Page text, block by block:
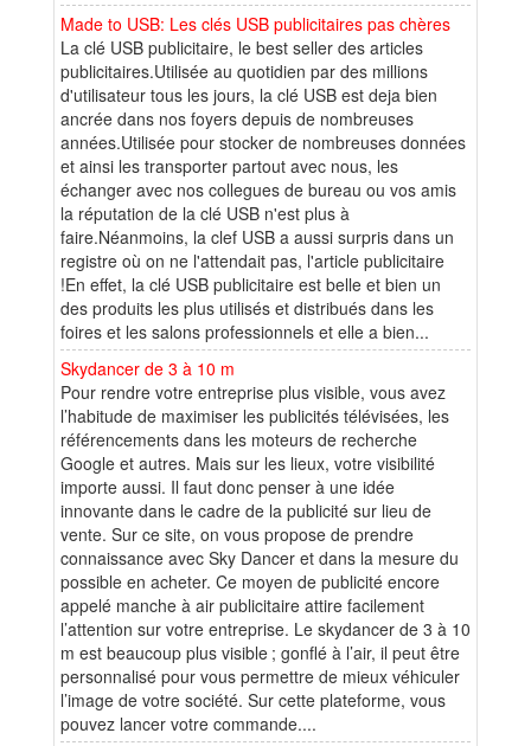
Made to USB: Les clés USB publicitaires pas chères
La clé USB publicitaire, le best seller des articles
publicitaires.Utilisée au quotidien par des millions
d'utilisateur tous les jours, la clé USB est deja bien
ancrée dans nos foyers depuis de nombreuses
années.Utilisée pour stocker de nombreuses données
et ainsi les transporter partout avec nous, les
échanger avec nos collegues de bureau ou vos amis
la réputation de la clé USB n'est plus à
faire.Néanmoins, la clef USB a aussi surpris dans un
registre où on ne l'attendait pas, l'article publicitaire
!En effet, la clé USB publicitaire est belle et bien un
des produits les plus utilisés et distribués dans les
foires et les salons professionnels et elle a bien...
Skydancer de 3 à 10 m
Pour rendre votre entreprise plus visible, vous avez
l’habitude de maximiser les publicités télévisées, les
référencements dans les moteurs de recherche
Google et autres. Mais sur les lieux, votre visibilité
importe aussi. Il faut donc penser à une idée
innovante dans le cadre de la publicité sur lieu de
vente. Sur ce site, on vous propose de prendre
connaissance avec Sky Dancer et dans la mesure du
possible en acheter. Ce moyen de publicité encore
appelé manche à air publicitaire attire facilement
l’attention sur votre entreprise. Le skydancer de 3 à 10
m est beaucoup plus visible ; gonflé à l’air, il peut être
personnalisé pour vous permettre de mieux véhiculer
l’image de votre société. Sur cette plateforme, vous
pouvez lancer votre commande....